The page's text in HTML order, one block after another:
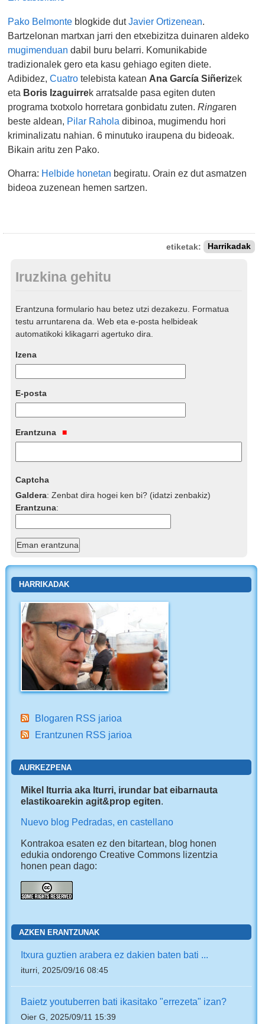
Pako Belmonte blogkide dutJavier Ortizenean
Bartzelonan martxan jarri den etxebizitza duinaren aldeko
mugimenduan dabil buru belarri. Komunikabide
tradizionalek gero eta kasu gehiago egiten diete.
Adibidez,Cuatro telebista katean Ana García Siñerizek
eta Boris Izaguirrek arratsalde pasa egiten duten
programa txotxolo horretara gonbidatu zuten. Ringaren
beste aldean, Pilar Rahola dibinoa, mugimendu hori
kriminalizatu nahian. 6 minutuko iraupena du bideoak.
Bikain aritu zen Pako.
Oharra: Helbide honetan begiratu. Orain ez dut asmatzen
bideoa zuzenean hemen sartzen.
etiketak: Harrikadak
Iruzkina gehitu
Erantzuna formulario hau betez utzi dezakezu. Formatua
testu arruntarena da. Web eta e-posta helbideak
automatikoki klikagarri agertuko dira.
Izena
E-posta
Erantzuna
Captcha
Galdera:Zenbat dira hogei ken bi? (idatzi zenbakiz)
Erantzuna:
HARRIKADAK
Blogaren RSS jarioa
Erantzunen RSS jarioa
AURKEZPENA
Mikel Iturria aka Iturri, irundar bat eibarnauta
elastikoarekin agit&prop egiten.
Nuevo blog Pedradas, en castellano
Kontrakoa esaten ez den bitartean, blog honen
edukia ondorengo Creative Commons lizentzia
honen pean dago:
AZKEN ERANTZUNAK
Itxura guztien arabera ez dakien baten bati ...
iturri, 2025/09/16 08:45
Baietz youtuberren bati ikasitako "errezeta" izan?
Oier G, 2025/09/11 15:39